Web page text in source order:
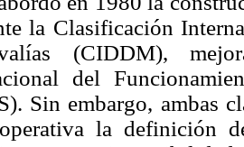
la Clasificación
(CIDDM),
del
Sin embargo, ambas
la definición